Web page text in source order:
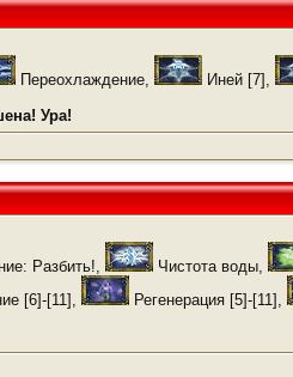
Переохлаждение, Иней [7],
Ура!
Разбить!, Чистота воды,
[6]-[11], Регенерация [5]-[11],